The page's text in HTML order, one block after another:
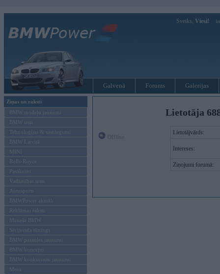
Sveiks, Viesi!
Galvenā Forums Galerijas
Ziņas un raksti
BMW modeļu jaunumi
BMW testi
Tehnoloģijas & sasniegumi
BMW Latvijā
MINI
Rolls-Royce
Pasākumi
Vadāmības tests
Autosports
BMWPower aktuāli
Reklāmas raksti
Mēneša BMW
Sērijveida tūnings
BMW pasaules jaunumi
BMW koncepti
BMW konkurentu jaunumi
Moto
Lietotāja
Lietotājvārds:
Intereses:
Ziņojumi forumā: